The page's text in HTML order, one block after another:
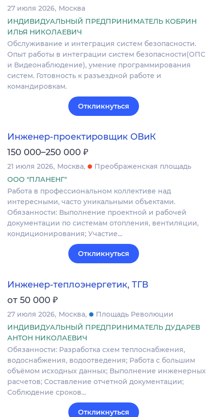
27 июля 2026 Москва
ИНДИВИДУАЛЬНЫЙ ПРЕДПРИНИМАТЕЛЬ КОБРИН
ИЛЬЯ НИКОЛАЕВИЧ
Обслуживание и интеграция систем безопасности.
Опыт работы в интеграции систем безопасности(ОПС
и Видеонаблюдение), умение программирования
систем. Готовность к разъездной работе и
командировкам.
Откликнуться
Инженер-проектировщик ОВиК
150 000–250 000 ₽
21 июля 2026 Москва
Преображенская площадь
ООО "ПЛАНЕНГ"
Работа в профессиональном коллективе над
интересными, часто уникальными объектами.
Обязанности: Выполнение проектной и рабочей
документации по системам отопления, вентиляции,
кондиционирования; Участие…
Откликнуться
Инженер-теплоэнергетик, ТГВ
от 50 000 ₽
27 июля 2026 Москва
Площадь Революции
ИНДИВИДУАЛЬНЫЙ ПРЕДПРИНИМАТЕЛЬ ДУДАРЕВ
АНТОН НИКОЛАЕВИЧ
Обязанности: Разработка схем теплоснабжения,
водоснабжения, водоотведения; Работа с большим
объёмом исходных данных; Выполнение инженерных
расчетов; Составление отчетной документации;
Соблюдение сроков…
Откликнуться